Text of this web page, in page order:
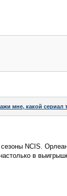
мне, какой сериал
NCIS.
в